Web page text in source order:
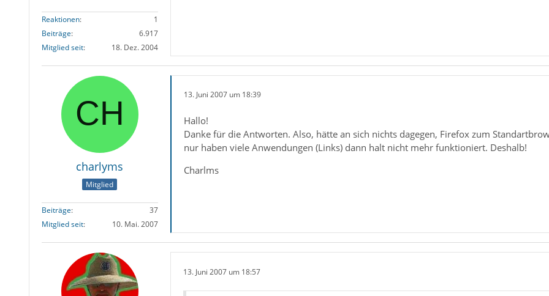
Reaktionen
1
Beiträge
6.917
Mitglied seit
18. Dez. 2004
charlyms
Mitglied
Beiträge
37
Mitglied seit
10. Mai. 2007
13. Juni 2007 um 18:39
Hallo!
Danke für die Antworten. Also, hätte an sich nichts dagegen, Firefox zum
nur haben viele Anwendungen (Links) dann halt nicht mehr funktioniert. Deshalb!
Charlms
13. Juni 2007 um 18:57